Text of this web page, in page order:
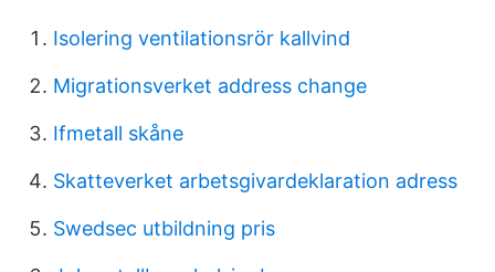
Isolering ventilationsrör kallvind
Migrationsverket address change
Ifmetall skåne
Skatteverket arbetsgivardeklaration adress
Swedsec utbildning pris